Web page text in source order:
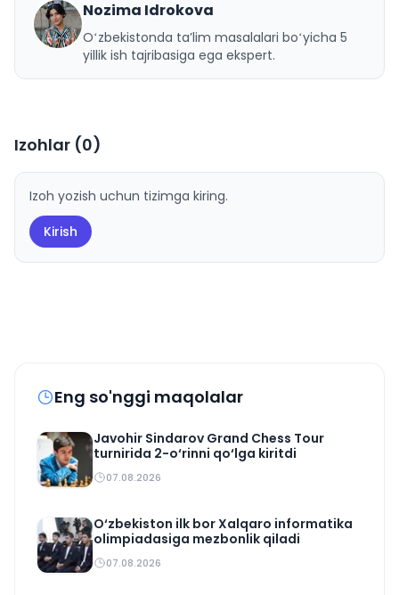
N
Nozima Idrokova
Oʻzbekistonda taʼlim masalalari boʻyicha 5
yillik ish tajribasiga ega ekspert.
Izohlar (0)
Izoh yozish uchun tizimga kiring.
Kirish
Eng so'nggi maqolalar
Javohir Sindarov Grand Chess Tour
turnirida 2-o‘rinni qo‘lga kiritdi
07.08.2026
O‘zbekiston ilk bor Xalqaro informatika
olimpiadasiga mezbonlik qiladi
07.08.2026